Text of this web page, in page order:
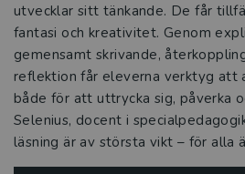
Vikten av en skola
och skrivande
Tre snabba frågor om
svårigheter i skolan
Värdeskapande
utvecklar sitt tänkande. De får
fantasi och kreativitet. Genom
gemensamt skrivande,
reflektion får eleverna verktyg att
både för att uttrycka sig, påverka
Selenius, docent i
läsning är av största vikt – för alla